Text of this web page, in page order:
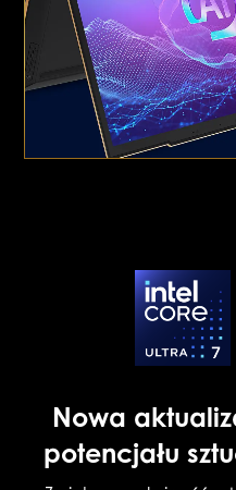
Nowa
potencjału